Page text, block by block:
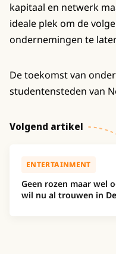
kapitaal en netwerk
ideale plek om de
ondernemingen te
De toekomst van
studentensteden van
Volgend artikel
ENTERTAINMENT
Geen rozen maar wel
wil nu al trouwen in